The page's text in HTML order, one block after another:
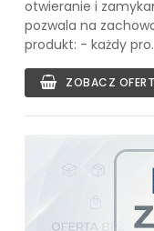
otwieranie i
pozwala na
produkt: - każdy
ZOBACZ